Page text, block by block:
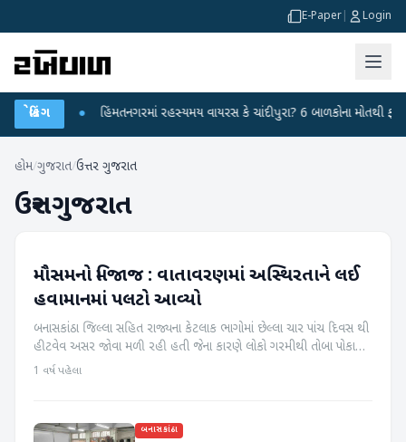
E-Paper Login
બ્રેકિંગ
● હિંમતનગરમાં રહસ્યમય વાયરસ કે ચાંદીપુરા? 6 બાળકોના મોતથી ફફડાટ ●
હોમ/ગુજરાત/ઉત્તર ગુજરાત
ઉત્તર ગુજરાત
બનાસકાંઠા
મૌસમનો મિજાજ : વાતાવરણમાં અસ્થિરતાને લઈ
હવામાનમાં પલટો આવ્યો
બનાસકાંઠા જિલ્લા સહિત રાજ્યના કેટલાક ભાગોમાં છેલ્લા ચાર પાંચ દિવસ થી
હીટવેવ અસર જોવા મળી રહી હતી જેના કારણે લોકો ગરમીથી તોબા પોકારી
ઉઠ્યાતા પરંતુ દેશના વિવિધ ભાગોમાં કેટલીક સિસ્ટમો સક્રિય થતા
1 વર્ષ પહેલા
બનાસકાંઠા